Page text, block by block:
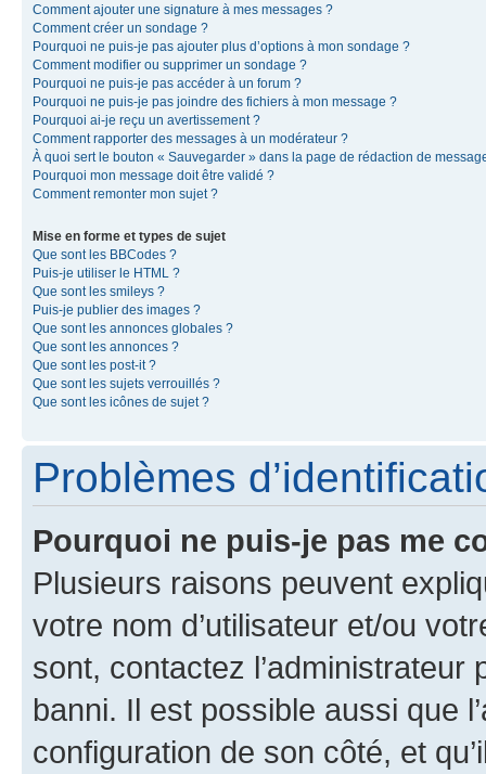
Comment ajouter une signature à mes messages ?
Comment créer un sondage ?
Pourquoi ne puis-je pas ajouter plus d’options à mon sondage ?
Comment modifier ou supprimer un sondage ?
Pourquoi ne puis-je pas accéder à un forum ?
Pourquoi ne puis-je pas joindre des fichiers à mon message ?
Pourquoi ai-je reçu un avertissement ?
Comment rapporter des messages à un modérateur ?
À quoi sert le bouton « Sauvegarder » dans la page de rédaction de
Pourquoi mon message doit être validé ?
Comment remonter mon sujet ?
Mise en forme et types de sujet
Que sont les BBCodes ?
Puis-je utiliser le HTML ?
Que sont les smileys ?
Puis-je publier des images ?
Que sont les annonces globales ?
Que sont les annonces ?
Que sont les post-it ?
Que sont les sujets verrouillés ?
Que sont les icônes de sujet ?
Problèmes
Pourquoi ne puis-je pas me
Plusieurs raisons peuvent
votre nom d’utilisateur et/ou
sont, contactez l’administrateur
banni. Il est possible aussi que
configuration de son côté, et